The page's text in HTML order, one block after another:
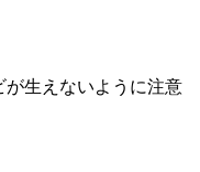
生えないように注意